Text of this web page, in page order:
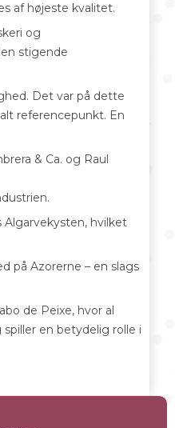
af højeste kvalitet.
og
stigende
Det var på dette
referencepunkt. En
& Ca. og Raul
hvilket
på Azorerne – en slags
de Peixe, hvor al
en betydelig rolle i